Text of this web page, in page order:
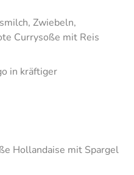
Zwiebeln,
Currysoße mit Reis
in kräftiger
Hollandaise mit Spargel